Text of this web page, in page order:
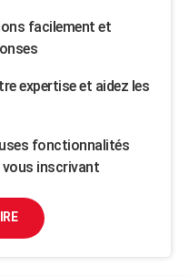
facilement et
expertise et aidez les
fonctionnalités
vous inscrivant